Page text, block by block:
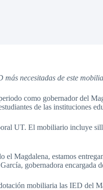
más necesitadas de este
como gobernador del
de las instituciones
UT. El mobiliario incluye
Magdalena, estamos
gobernadora encargada
mobiliaria las IED del